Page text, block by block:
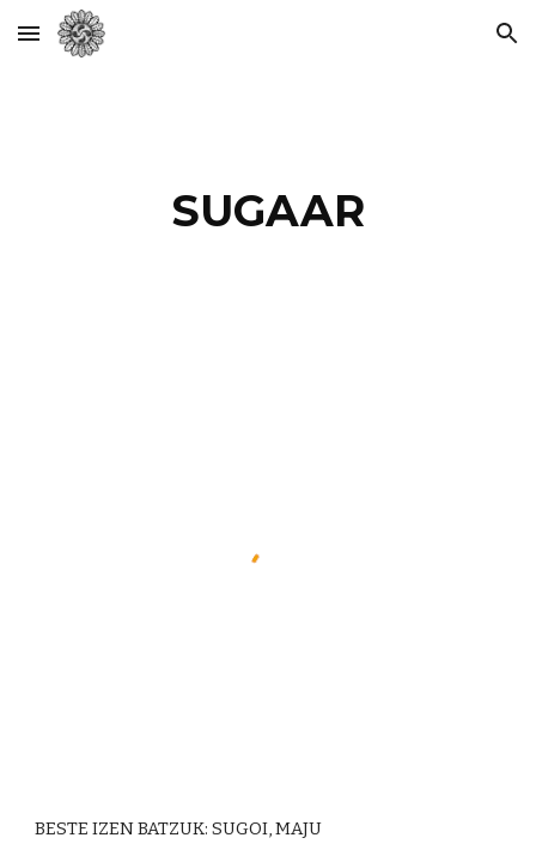
Skip to main content Skip to navigation
SUGAAR
BESTE IZEN BATZUK: SUGOI, MAJU